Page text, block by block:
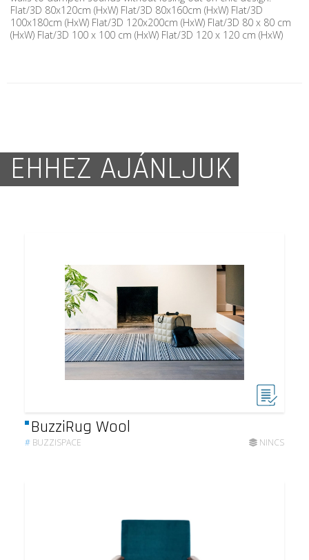
Flat/3D 80x120cm (HxW) Flat/3D 80x160cm (HxW) Flat/3D
100x180cm (HxW) Flat/3D 120x200cm (HxW) Flat/3D 80 x 80 cm
(HxW) Flat/3D 100 x 100 cm (HxW) Flat/3D 120 x 120 cm (HxW)
EHHEZ AJÁNLJUK
BuzziRug Wool
# BUZZISPACE NINCS